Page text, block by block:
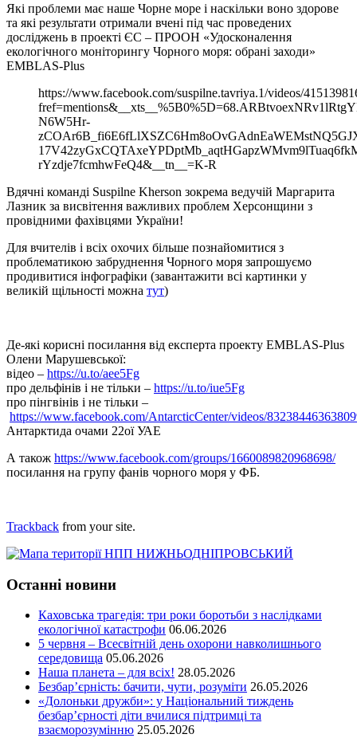
Які проблеми має наше Чорне море і наскільки воно здорове
та які результати отримали вчені під час проведених
досліджень в проекті ЄС – ПРООН «Удосконалення
екологічного моніторингу Чорного моря: обрані заходи»
EMBLAS-Plus
https://www.facebook.com/suspilne.tavriya.1/videos/
N6W5Hr-
rYzdje7fcmhwFeQ4&__tn__=K-R
Вдячні команді Suspilne Kherson зокрема ведучій Маргарита
Лазник за висвітення важливих проблем Херсонщини з
провідними фахівцями України!
Для вчителів і всіх охочих більше познайомитися з
проблематикою забруднення Чорного моря запрошуємо
продивитися інфографіки (завантажити всі картинки у
великій щільності можна тут)
Де-які корисні посилання від експерта проекту EMBLAS-Plus
Олени Марушевської:
відео – https://u.to/aee5Fg
про дельфінів і не тільки – https://u.to/iue5Fg
про пінгвінів і не тільки –
https://www.facebook.com/AntarcticCenter/videos/
Антарктида очами 22ої УАЕ
А також https://www.facebook.com/groups/1660089820968698/
посилання на групу фанів чорного моря у ФБ.
Trackback from your site.
Останні новини
Каховська трагедія: три роки боротьби з наслідками
екологічної катастрофи 06.06.2026
5 червня – Всесвітній день охорони навколишнього
середовища 05.06.2026
Наша планета – для всіх! 28.05.2026
Безбар’єрність: бачити, чути, розуміти 26.05.2026
«Долоньки дружби»: у Національний тиждень
безбар’єрності діти вчилися підтримці та
взаєморозумінню 25.05.2026